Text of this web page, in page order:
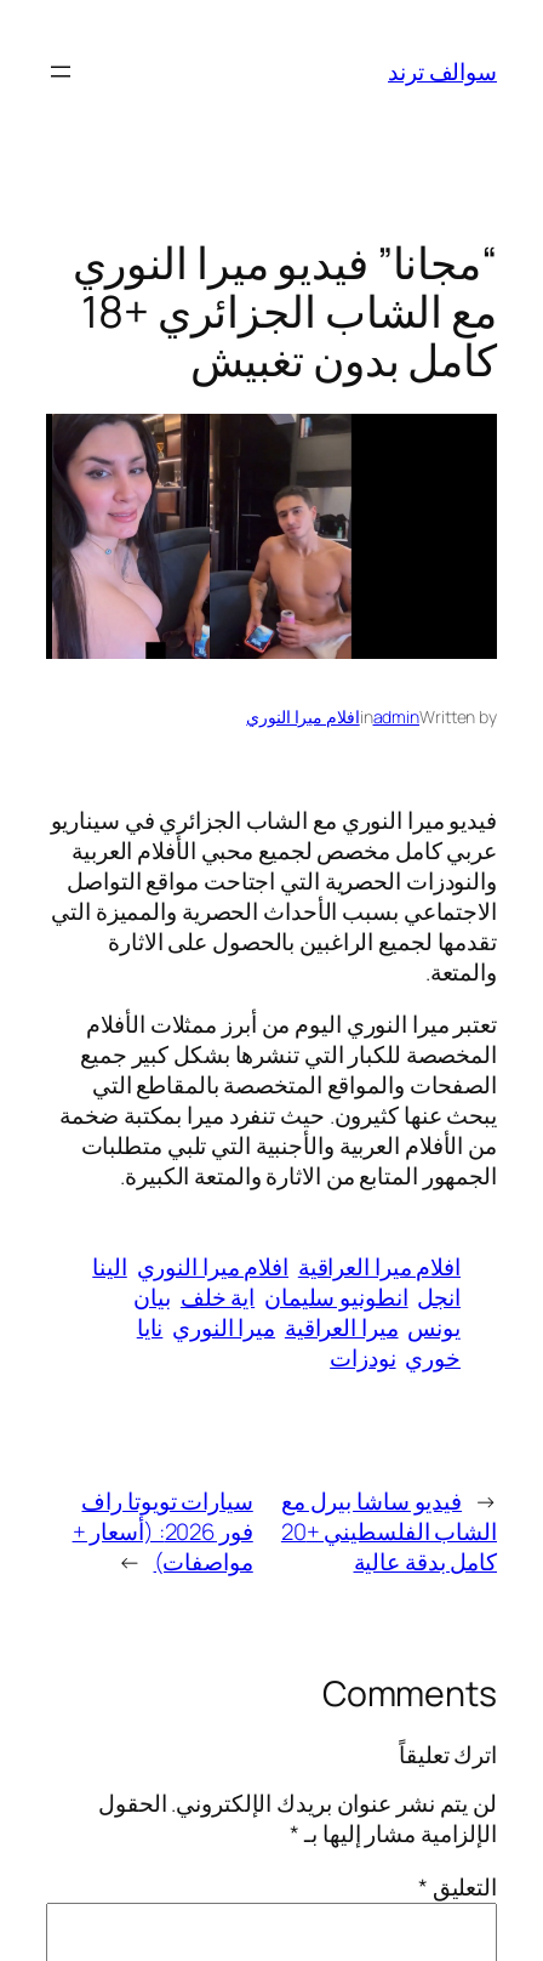
المحتوى
سوالف ترند
“مجانا” فيديو ميرا النوري
مع الشاب الجزائري +18
كامل بدون تغبيش
Written by
admin
inافلام ميرا النوري
فيديو ميرا النوري مع الشاب الجزائري في سيناريو
عربي كامل مخصص لجميع محبي الأفلام العربية
والنودزات الحصرية التي اجتاحت مواقع التواصل
الاجتماعي بسبب الأحداث الحصرية والمميزة التي
تقدمها لجميع الراغبين بالحصول على الاثارة
والمتعة.
تعتبر ميرا النوري اليوم من أبرز ممثلات الأفلام
المخصصة للكبار التي تنشرها بشكل كبير جميع
الصفحات والمواقع المتخصصة بالمقاطع التي
يبحث عنها كثيرون. حيث تنفرد ميرا بمكتبة ضخمة
من الأفلام العربية والأجنبية التي تلبي متطلبات
الجمهور المتابع من الاثارة والمتعة الكبيرة.
افلام ميرا العراقية افلام ميرا النوري الينا
انجل انطونيو سليمان اية خلف بيان
يونس ميرا العراقية ميرا النوري نايا
خوري نودزات
← فيديو ساشا بيرل مع
الشاب الفلسطيني +20
كامل بدقة عالية
سيارات تويوتا راف
فور 2026: (أسعار +
مواصفات) →
Comments
اترك تعليقاً
لن يتم نشر عنوان بريدك الإلكتروني.الحقول
الإلزامية مشار إليها بـ*
التعليق *